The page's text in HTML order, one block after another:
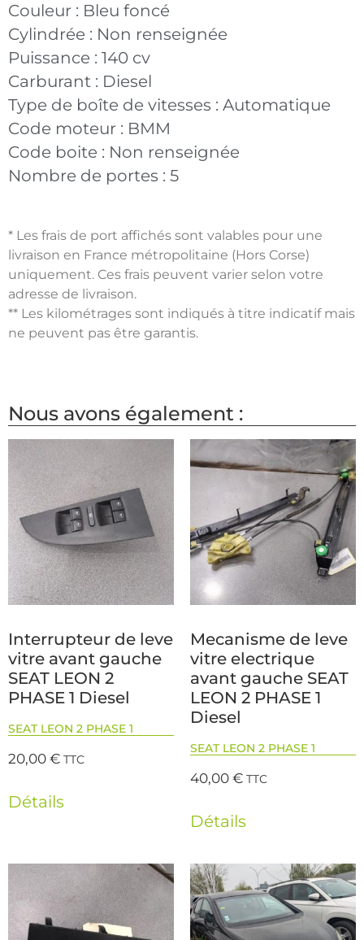
Couleur : Bleu foncé
Cylindrée : Non renseignée
Puissance : 140 cv
Carburant : Diesel
Type de boîte de vitesses : Automatique
Code moteur : BMM
Code boite : Non renseignée
Nombre de portes : 5
* Les frais de port affichés sont valables pour une
livraison en France métropolitaine (Hors Corse)
uniquement. Ces frais peuvent varier selon votre
adresse de livraison.
** Les kilométrages sont indiqués à titre indicatif mais
ne peuvent pas être garantis.
Nous avons également :
Interrupteur de leve
vitre avant gauche
SEAT LEON 2
PHASE 1 Diesel
SEAT LEON 2 PHASE 1
20,00€ TTC
Détails
Mecanisme de leve
vitre electrique
avant gauche SEAT
LEON 2 PHASE 1
Diesel
SEAT LEON 2 PHASE 1
40,00€ TTC
Détails